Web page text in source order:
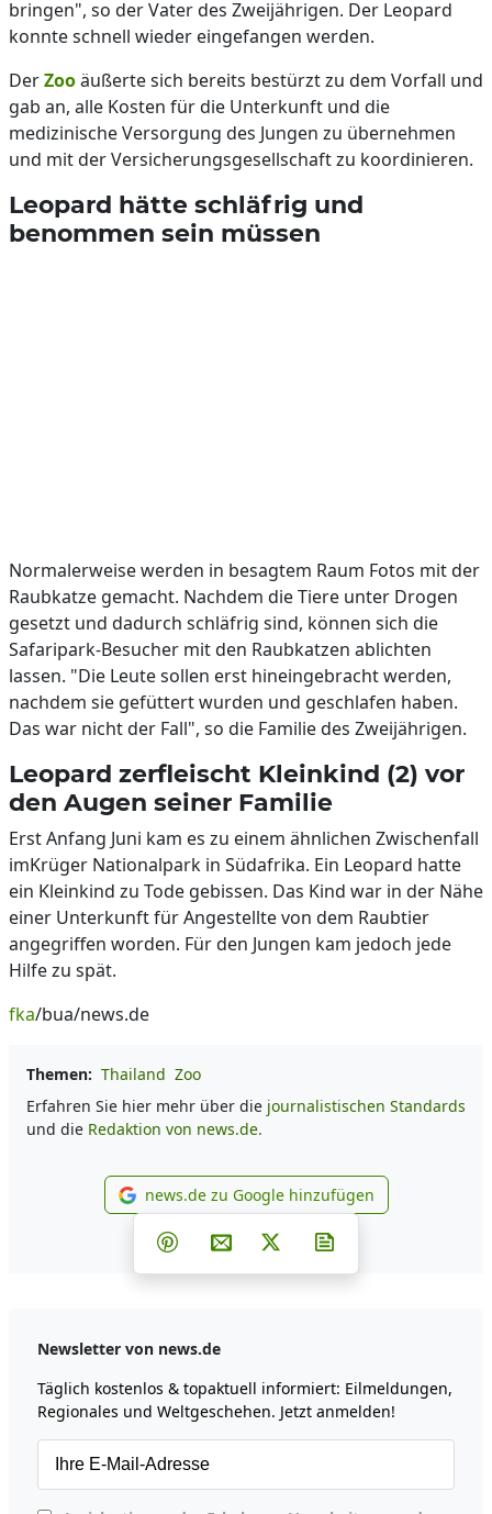
bringen", so der Vater des Zweijährigen. Der Leopard
konnte schnell wieder eingefangen werden.
DerZooäußerte sich bereits bestürzt zu dem Vorfall und
gab an, alle Kosten für die Unterkunft und die
medizinische Versorgung des Jungen zu übernehmen
und mit der Versicherungsgesellschaft zu koordinieren.
Leopard hätte schläfrig und
benommen sein müssen
Normalerweise werden in besagtem Raum Fotos mit der
Raubkatze gemacht. Nachdem die Tiere unter Drogen
gesetzt und dadurch schläfrig sind, können sich die
Safaripark-Besucher mit den Raubkatzen ablichten
lassen. "Die Leute sollen erst hineingebracht werden,
nachdem sie gefüttert wurden und geschlafen haben.
Das war nicht der Fall", so die Familie des Zweijährigen.
Leopard zerfleischt Kleinkind (2) vor
den Augen seiner Familie
Erst Anfang Juni kam es zu einem ähnlichen Zwischenfall
imKrüger Nationalpark in Südafrika. Ein Leopard hatte
ein Kleinkind zu Tode gebissen. Das Kind war in der Nähe
einer Unterkunft für Angestellte von dem Raubtier
angegriffen worden. Für den Jungen kam jedoch jede
Hilfe zu spät.
fka/bua/news.de
Themen: Thailand Zoo
Erfahren Sie hier mehr über die journalistischen Standards
und die Redaktion von news.de.
news.de zu Google
news.de zu Google hinzufügen
Teilen auf Facebook
Teilen auf Whatsapp
Teilen auf Telegram
Teilen auf Pinterest
Per E-Mail teilen
Post auf X
Newsletter von news.de
Täglich kostenlos & topaktuell informiert: Eilmeldungen,
Regionales und Weltgeschehen. Jetzt anmelden!